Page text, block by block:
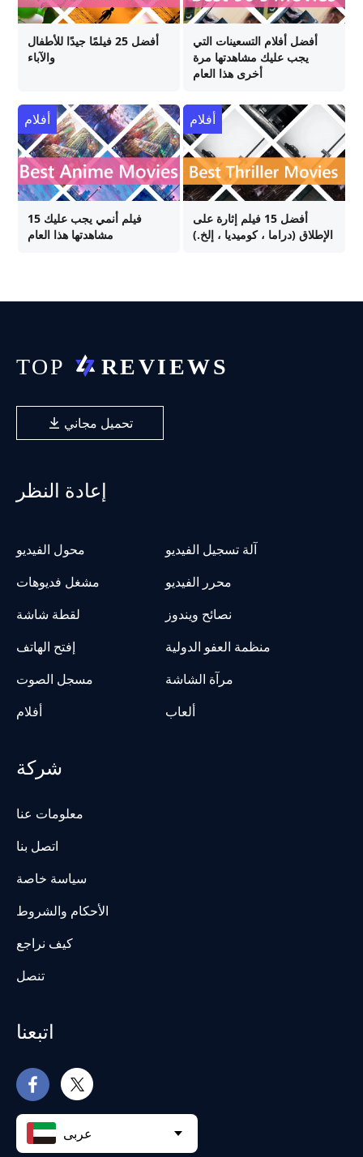
أفضل 25 فيلمًا جيدًا للأطفال
والآباء
أفضل أفلام التسعينات التي
يجب عليك مشاهدتها مرة
أخرى هذا العام
15 فيلم أنمي يجب عليك
مشاهدتها هذا العام
أفلام
أفضل 15 فيلم إثارة على
الإطلاق (دراما ، كوميديا ، إلخ.)
أفلام
تحميل مجاني
إعادة النظر
محول الفيديو
آلة تسجيل الفيديو
مشغل فديوهات
محرر الفيديو
لقطة شاشة
نصائح ويندوز
إفتح الهاتف
منظمة العفو الدولية
مسجل الصوت
مرآة الشاشة
أفلام
ألعاب
شركة
معلومات عنا
اتصل بنا
سياسة خاصة
الأحكام والشروط
كيف نراجع
تنصل
اتبعنا
عربى